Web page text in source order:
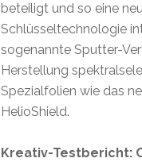
beteiligt und so eine
Schlüsseltechnologie
sogenannte Sputter-
Herstellung
Spezialfolien wie das
HelioShield.
Kreativ-Testbericht: